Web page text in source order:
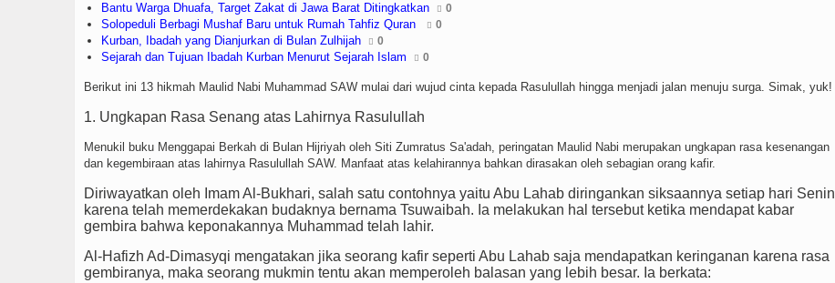
Bantu Warga Dhuafa, Target Zakat di Jawa Barat Ditingkatkan 0
Solopeduli Berbagi Mushaf Baru untuk Rumah Tahfiz Quran 0
Kurban, Ibadah yang Dianjurkan di Bulan Zulhijah 0
Sejarah dan Tujuan Ibadah Kurban Menurut Sejarah Islam 0
Berikut ini 13 hikmah Maulid Nabi Muhammad SAW mulai dari wujud cinta kepada Rasulullah hingga menjadi jalan menuju surga. Simak, yuk!
1. Ungkapan Rasa Senang atas Lahirnya Rasulullah
Menukil buku Menggapai Berkah di Bulan Hijriyah oleh Siti Zumratus Sa'adah, peringatan Maulid Nabi merupakan ungkapan rasa kesenangan
dan kegembiraan atas lahirnya Rasulullah SAW. Manfaat atas kelahirannya bahkan dirasakan oleh sebagian orang kafir.
Diriwayatkan oleh Imam Al-Bukhari, salah satu contohnya yaitu Abu Lahab diringankan siksaannya setiap hari Senin
karena telah memerdekakan budaknya bernama Tsuwaibah. Ia melakukan hal tersebut ketika mendapat kabar
gembira bahwa keponakannya Muhammad telah lahir.
Al-Hafizh Ad-Dimasyqi mengatakan jika seorang kafir seperti Abu Lahab saja mendapatkan keringanan karena rasa
gembiranya, maka seorang mukmin tentu akan memperoleh balasan yang lebih besar. Ia berkata: